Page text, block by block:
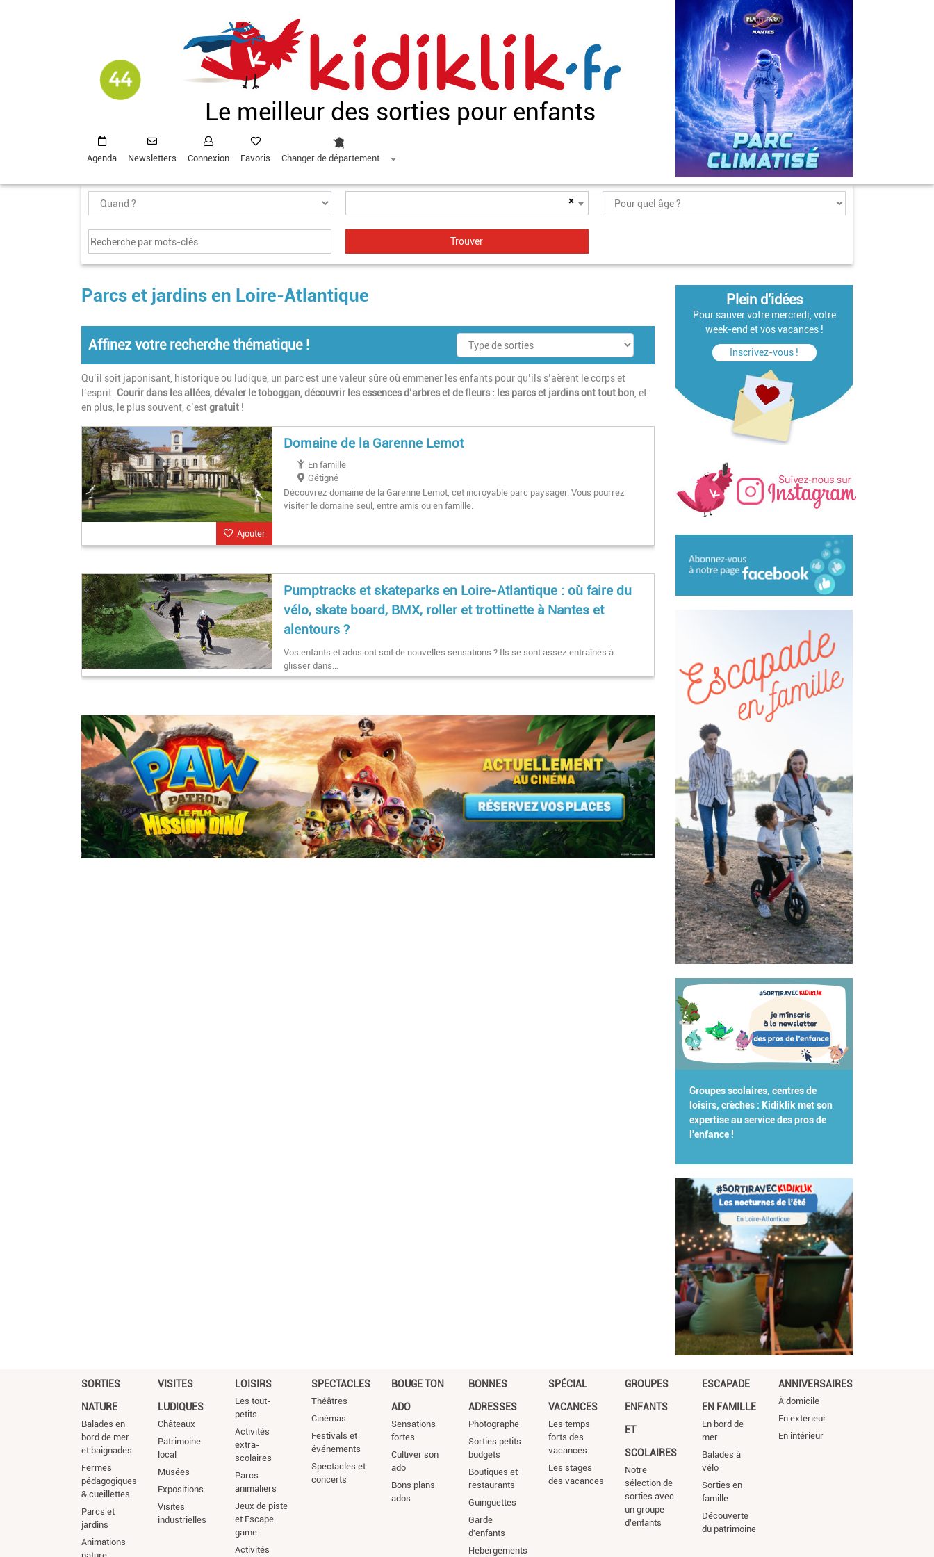
Le meilleur des sorties pour enfants
Agenda Newsletters Connexion Favoris Changer de département
×
Parcs et jardins en Loire-Atlantique
Affinez votre recherche thématique !
Qu’il soit japonisant, historique ou ludique, un parc est une valeur sûre où emmener les enfants pour qu’ils s’aèrent le corps et
l’esprit. Courir dans les allées, dévaler le toboggan, découvrir les essences d’arbres et de fleurs : les parcs et jardins ont tout bon , et
en plus, le plus souvent, c’estgratuit !
Ajouter
Domaine de la Garenne Lemot
En famille
Gétigné
Découvrez domaine de la Garenne Lemot, cet incroyable parc paysager. Vous pourrez
visiter le domaine seul, entre amis ou en famille.
Pumptracks et skateparks en Loire-Atlantique : où faire du
vélo, skate board, BMX, roller et trottinette à Nantes et
alentours ?
Vos enfants et ados ont soif de nouvelles sensations ? Ils se sont assez entraînés à
glisser dans…
Plein d'idées
Pour sauver votre mercredi, votre
week-end et vos vacances !
Inscrivez-vous !
Groupes scolaires, centres de
loisirs, crèches : Kidiklik met son
expertise au service des pros de
l'enfance !
SORTIES
NATURE
Balades en
bord de mer
et baignades
Fermes
pédagogiques
& cueillettes
Parcs et
jardins
Animations
VISITES
LUDIQUES
Châteaux
Patrimoine
local
Musées
Expositions
Visites
industrielles
LOISIRS
Les tout-
petits
Activités
extra-
scolaires
Parcs
animaliers
Jeux de piste
et Escape
game
Activités
SPECTACLES
Théâtres
Cinémas
Festivals et
événements
Spectacles et
concerts
BOUGE TON
ADO
Sensations
fortes
Cultiver son
ado
Bons plans
ados
BONNES
ADRESSES
Photographe
Sorties petits
budgets
Boutiques et
restaurants
Guinguettes
Garde
d'enfants
Hébergements
SPÉCIAL
VACANCES
Les temps
forts des
vacances
Les stages
des vacances
GROUPES
ENFANTS
ET
SCOLAIRES
Notre
sélection de
sorties avec
un groupe
d'enfants
ESCAPADE
EN FAMILLE
En bord de
mer
Balades à
vélo
Sorties en
famille
Découverte
du patrimoine
ANNIVERSAIRES
À domicile
En extérieur
En intérieur